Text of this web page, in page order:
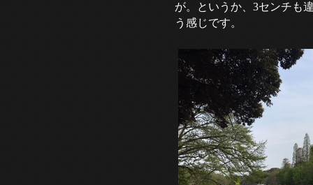
が。というか、3センチも
う感じです。